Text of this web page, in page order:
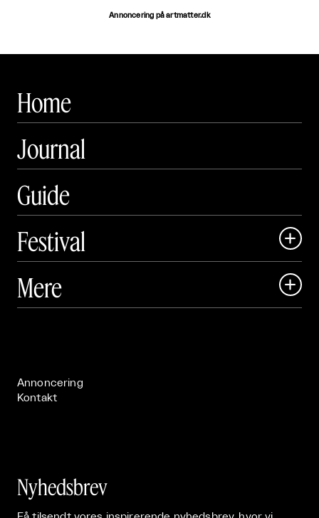
Annoncering på artmatter.dk
Home
Journal
Guide
Festival

 Art Matter Festival
Mere 
Annoncering
Kontakt
Nyhedsbrev